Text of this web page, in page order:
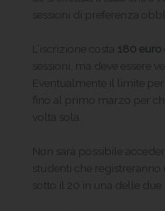
sessioni di preferenza
L’iscrizione costa 180 euro
sessioni, ma deve essere
Eventualmente il limite
fino al primo marzo per
volta sola.
Non sarà possibile
studenti che
sotto il 20 in una delle